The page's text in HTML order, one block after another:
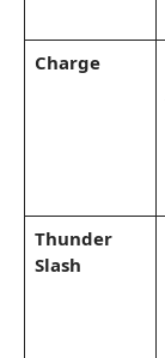
Charge
Thunder
Slash